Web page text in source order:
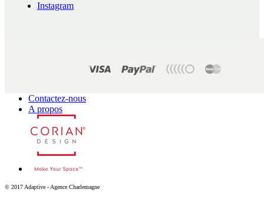
Instagram
Contactez-nous
A propos
© 2017 Adaptive - Agence Charlemagne